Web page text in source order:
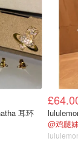
耳环
@鸡腿